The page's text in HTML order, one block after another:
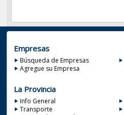
Empresas
Búsqueda de Empresas
Agregue su Empresa
La Provincia
Info General
Transporte